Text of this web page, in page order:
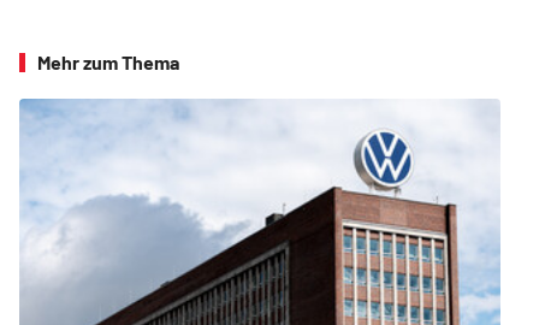
Mehr zum Thema